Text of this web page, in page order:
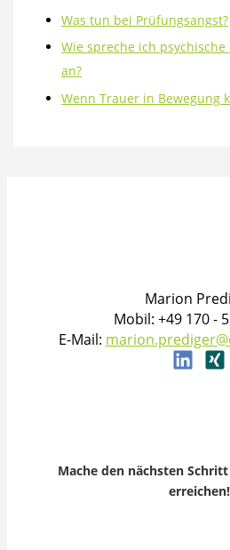
Was tun bei Prüfungsangst?
Wie spreche ich
an?
Wenn Trauer in Bewegung
Marion
Mobil: +49 170 -
E-Mail:
Mache den nächsten
erreichen!